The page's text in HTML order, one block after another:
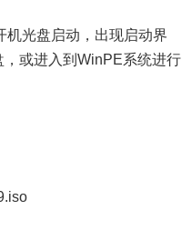
机光盘启动，出现启动界
或进入到WinPE系统进行